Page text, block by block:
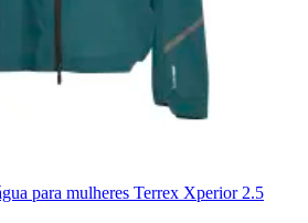
para mulheres Terrex Xperior 2.5